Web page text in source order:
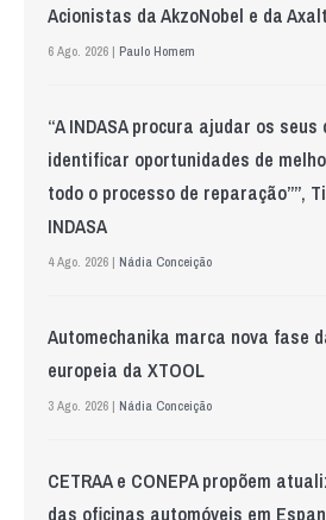
Acionistas da AkzoNobel e da
6 Ago. 2026 | Paulo Homem
“A INDASA procura ajudar os
identificar oportunidades de
todo o processo de reparação””,
INDASA
4 Ago. 2026 | Nádia Conceição
Automechanika marca nova fase
europeia da XTOOL
3 Ago. 2026 | Nádia Conceição
CETRAA e CONEPA propõem
das oficinas automóveis em